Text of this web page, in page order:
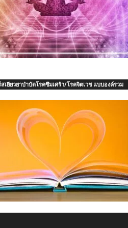
เยียวยาบำบัดโรคซึมเศร้า/โรคจิตเวช แบบองค์รวม